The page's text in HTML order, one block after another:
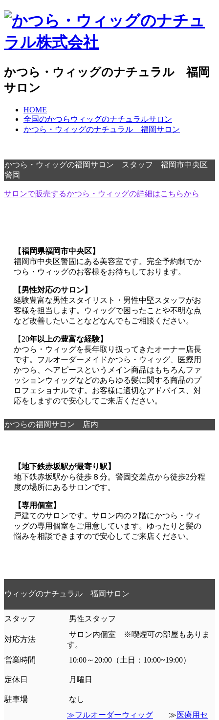
かつら・ウィッグのナチュラル 福岡
サロン
HOME
全国のかつらウィッグのナチュラルサロン
かつら・ウィッグのナチュラル 福岡サロン
かつら・ウィッグの福岡サロン スタッフ 福岡市中央区
警固
サロンで販売するかつら・ウィッグの詳細はこちらから
【福岡県福岡市中央区】
福岡市中央区警固にある美容室です。完全予約制でか
つら・ウィッグのお客様をお待ちしております。
【男性対応のサロン】
経験豊富な男性スタイリスト・男性中堅スタッフがお
客様を担当します。ウィッグで困ったことや不明な点
など改善したいことなどなんでもご相談ください。
【20年以上の豊富な経験】
かつら・ウィッグを長年取り扱ってきたオーナー店長
です。フルオーダーメイドかつら・ウィッグ、医療用
かつら、ヘアピースというメイン商品はもちろんファ
ッションウィッグなどのあらゆる髪に関する商品のプ
ロフェショナルです。お客様に適切なアドバイス、対
応をしますので安心してご来店ください。
かつらの福岡サロン 店内
【地下鉄赤坂駅が最寄り駅】
地下鉄赤坂駅から徒歩８分。警固交差点から徒歩2分程
度の場所にあるサロンです。
【専用個室】
戸建てのサロンです。サロン内の２階にかつら・ウィ
ッグの専用個室をご用意しています。ゆったりと髪の
悩みを相談できますので安心してご来店ください。
ウィッグのナチュラル 福岡サロン
スタッフ 男性スタッフ
対応方法
サロン内個室 ※喫煙可の部屋もありま
す。
営業時間
10:00～20:00（土日：10:00~19:00）
定休日 月曜日
駐車場 なし
≫フルオーダーウィッグ ≫医療用セ